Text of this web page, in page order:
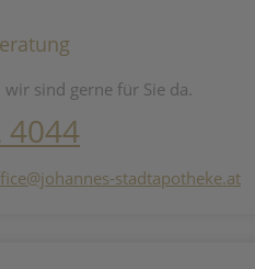
wir sind gerne für Sie da.
4044
stadtapotheke.at